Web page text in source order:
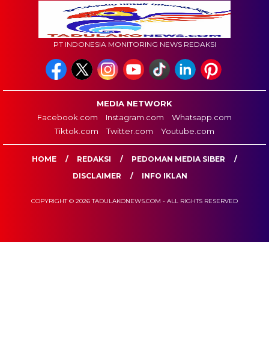
PT INDONESIA MONITORING NEWS REDAKSI
MEDIA NETWORK
Facebook.com
Instagram.com
Whatsapp.com
Tiktok.com
Twitter.com Youtube.com
HOME REDAKSI
PEDOMAN MEDIA SIBER
DISCLAIMER
INFO IKLAN
COPYRIGHT © 2026 TADULAKONEWS.COM - ALL RIGHTS RESERVED